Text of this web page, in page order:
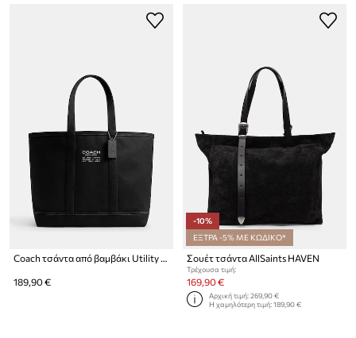
189,90 €
-10%
ΕΞΤΡΑ -5% ΜΕ ΚΩΔΙΚΟ*
Σουέτ τσάντα AllSaints HAVEN
Τρέχουσα τιμή:
169,90 €
Αρχική τιμή:269,90 €
Η χαμηλότερη τιμή:189,90 €